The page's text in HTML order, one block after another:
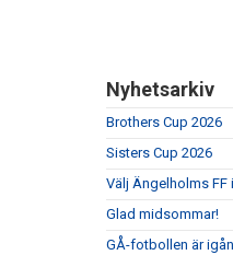
Nyhetsarkiv
Brothers Cup 2026
Sisters Cup 2026
Välj Ängelholms FF
Glad midsommar!
GÅ-fotbollen är